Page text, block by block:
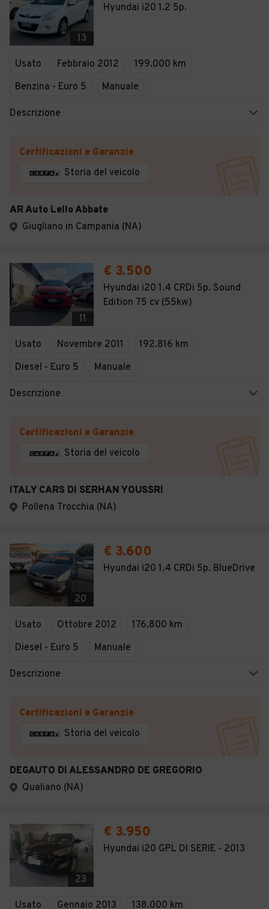
13
Hyundai i20 1.2 5p.
Usato Febbraio 2012
199.000 km
Benzina - Euro 5
Manuale
Descrizione
Certificazioni e Garanzie
Storia del veicolo
AR Auto Lello Abbate
Giugliano in Campania (NA)
11
€ 3.500
Hyundai i20 1.4 CRDi 5p. Sound
Edition 75 cv (55kw)
Usato Novembre 2011
192.816 km
Diesel - Euro 5
Manuale
Descrizione
Certificazioni e Garanzie
Storia del veicolo
ITALY CARS DI SERHAN YOUSSRI
Pollena Trocchia (NA)
20
€ 3.600
Hyundai i20 1.4 CRDi 5p. BlueDrive
Usato Ottobre 2012
176.800 km
Diesel - Euro 5
Manuale
Descrizione
Certificazioni e Garanzie
Storia del veicolo
DEGAUTO DI ALESSANDRO DE GREGORIO
Qualiano (NA)
23
€ 3.950
Hyundai i20 GPL DI SERIE - 2013
Usato Gennaio 2013 138.000 km